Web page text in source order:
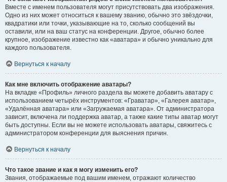
Вместе с именем пользователя могут присутствовать два изображения.
Одно из них может относиться к вашему званию, обычно это звёздочки,
квадратики или точки, указывающие на то, сколько сообщений вы
оставили, или на ваш статус на конференции. Другое, обычно более
крупное, изображение известно как «аватара» и обычно уникально для
каждого пользователя.
Вернуться к началу
Как мне включить отображение аватары?
На вкладке «Профиль» личного раздела вы можете добавить аватару с
использованием четырёх инструментов: «Граватар», «Галерея аватар»,
«Удалённая аватара» или «Загружаемая аватара». От администратора
зависит, включена ли поддержка аватар, а также какие типы аватар могут
быть доступны. Если вы не можете использовать аватары, свяжитесь с
администратором конференции для выяснения причин.
Вернуться к началу
Что такое звание и как я могу изменить его?
Звания, отображаемые под вашим именем, отражают количество